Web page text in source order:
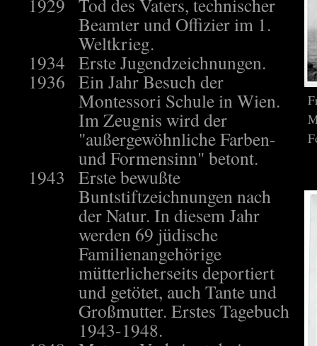
1929 Tod des Vaters, technischer
Beamter und Offizier im 1.
Weltkrieg.
1934 Erste Jugendzeichnungen.
1936 Ein Jahr Besuch der
Montessori Schule in Wien.
Im Zeugnis wird der
"außergewöhnliche Farben-
und Formensinn" betont.
1943 Erste bewußte
Buntstiftzeichnungen nach
der Natur. In diesem Jahr
werden 69 jüdische
Familienangehörige
mütterlicherseits deportiert
und getötet, auch Tante und
Großmutter. Erstes Tagebuch
1943-1948.